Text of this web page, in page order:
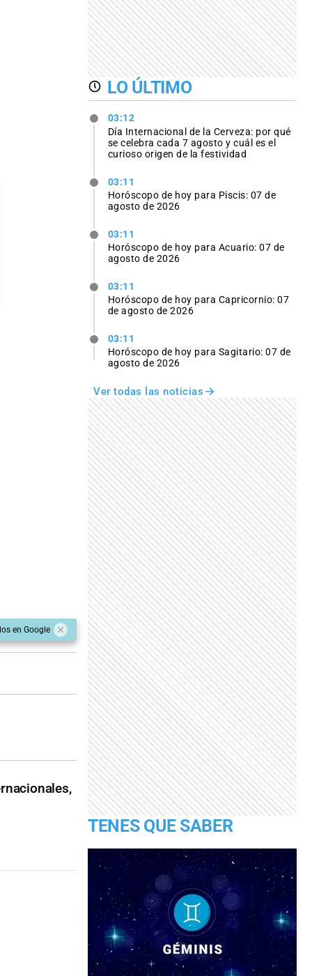
en Google
LO ÚLTIMO
03:12
Día Internacional de la Cerveza: por qué
se celebra cada 7 agosto y cuál es el
curioso origen de la festividad
03:11
Horóscopo de hoy para Piscis: 07 de
agosto de 2026
03:11
Horóscopo de hoy para Acuario: 07 de
agosto de 2026
03:11
Horóscopo de hoy para Capricornio: 07
de agosto de 2026
03:11
Horóscopo de hoy para Sagitario: 07 de
agosto de 2026
Ver todas las noticias
TENES QUE SABER